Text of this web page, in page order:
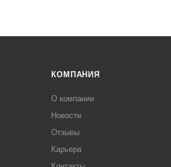
КОМПАНИЯ
О компании
Новости
Отзывы
Карьера